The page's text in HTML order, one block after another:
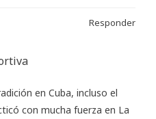
Responder
en Cuba, incluso el
con mucha fuerza en La